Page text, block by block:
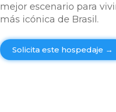
mejor escenario para
más icónica de Brasil.
Solicita este hospedaje →